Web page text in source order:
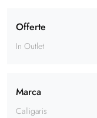
Offerte
In Outlet
Marca
Calligaris